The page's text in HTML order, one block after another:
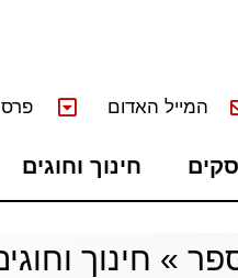
המייל האדום
חינוך וחוגים
» חינוך